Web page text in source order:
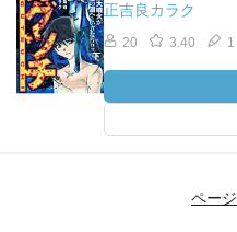
正吉良カラク
20 3.40 1
ペー